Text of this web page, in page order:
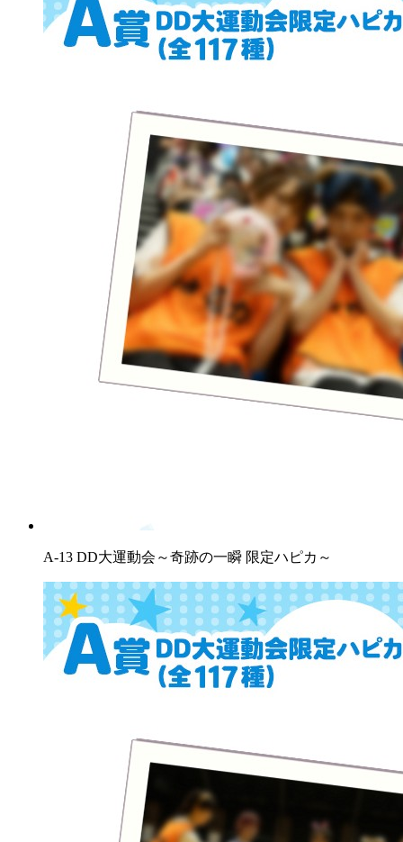
A-13 DD大運動会～奇跡の一瞬 限定ハピカ～